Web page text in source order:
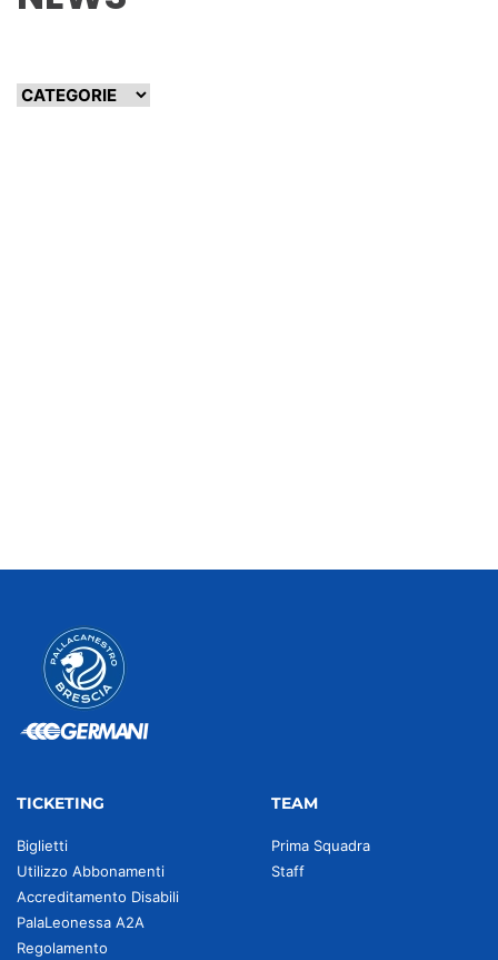
TICKETING
Biglietti
Utilizzo Abbonamenti
Accreditamento Disabili
PalaLeonessa A2A
Regolamento
TEAM
Prima Squadra
Staff